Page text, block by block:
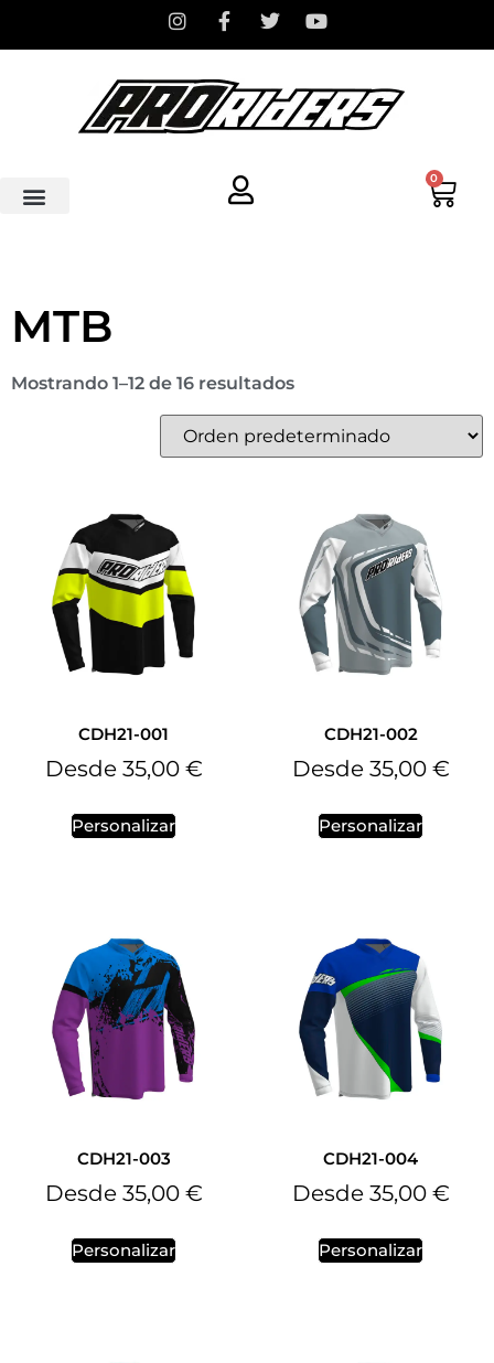
0
MTB
Mostrando 1–12 de 16 resultados
CDH21-001
Desde 35,00 €
Personalizar
CDH21-002
Desde 35,00 €
Personalizar
CDH21-003
Desde 35,00 €
Personalizar
CDH21-004
Desde 35,00 €
Personalizar